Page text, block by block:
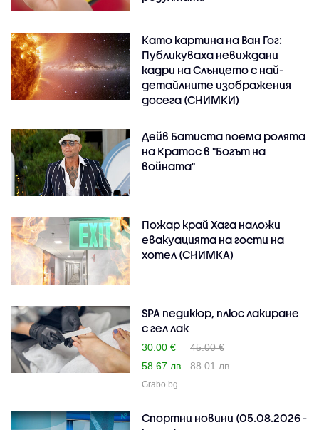
Като картина на Ван Гог:
Публикуваха невиждани
кадри на Слънцето с най-
детайлните изображения
досега (СНИМКИ)
Дейв Батиста поема ролята
на Кратос в "Богът на
войната"
Пожар край Хага наложи
евакуацията на гости на
хотел (СНИМКА)
SPA педикюр, плюс лакиране
с гел лак
30.00 €
45.00 €
58.67 лв
88.01 лв
Grabo.bg
Спортни новини (05.08.2026 -